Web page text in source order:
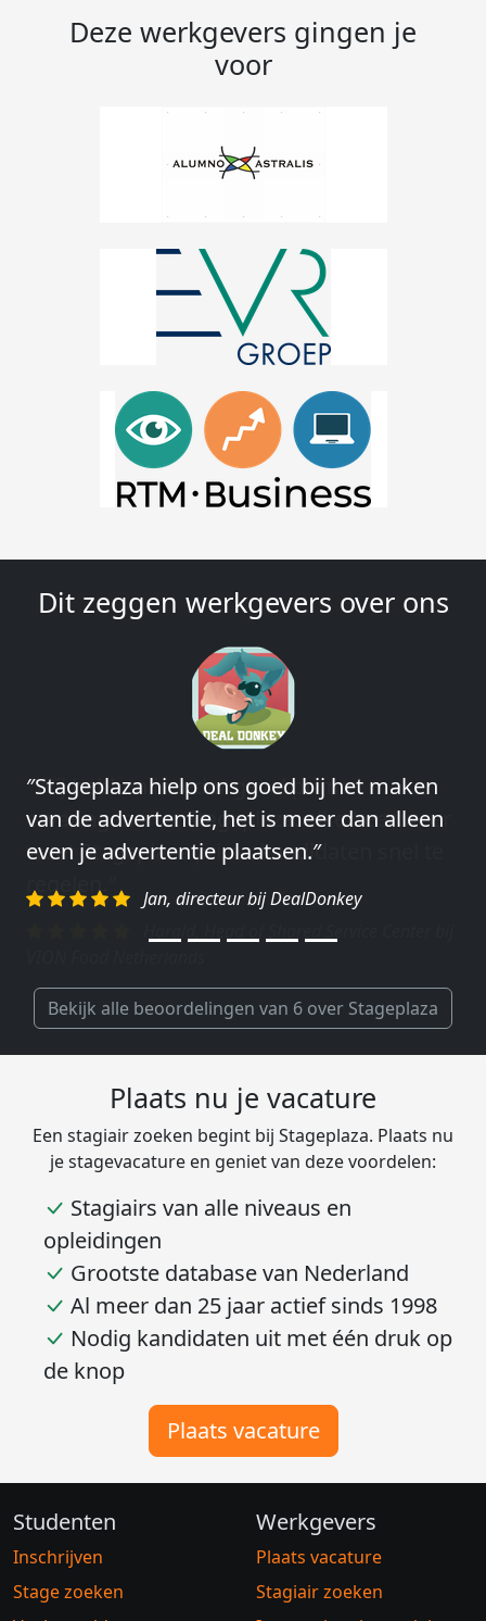
Deze werkgevers gingen je
voor
Dit zeggen werkgevers over ons
″Stageplaza hielp ons goed bij het maken
van de advertentie, het is meer dan alleen
even je advertentie plaatsen.″
Jan, directeur bij DealDonkey
″Wij hebben in ieder geval prima
ervaringen met Stageplaza: elke keer weer
weet Stageplaza prima kandidaten snel te
regelen.″
Bekijk alle beoordelingen van 6 over Stageplaza
Plaats nu je vacature
Een stagiair zoeken begint bij Stageplaza. Plaats nu
je stagevacature en geniet van deze voordelen:
Stagiairs van alle niveaus en
opleidingen
Grootste database van Nederland
Al meer dan 25 jaar actief sinds 1998
Nodig kandidaten uit met één druk op
de knop
Plaats vacature
Studenten
Inschrijven
Stage zoeken
Werkgevers
Plaats vacature
Stagiair zoeken